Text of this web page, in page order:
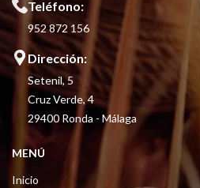
Teléfono:
952 872 156
Dirección:
Setenil, 5
Cruz Verde, 4
29400 Ronda - Málaga
MENÚ
Inicio